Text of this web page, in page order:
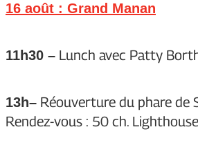
16 août : Grand Manan
11h30 – Lunch avec Patty
13h– Réouverture du phare de
Rendez-vous : 50 ch.